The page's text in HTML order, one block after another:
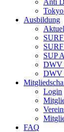
Anti
Ausbildung
SUP
DWV
DWV
Login
FAQ